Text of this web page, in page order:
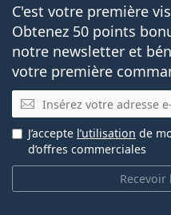
C'est votre première
Obtenez 50 points
notre newsletter et
votre première
E-mail
J’accepte l’utilisation de
d’offres commerciales